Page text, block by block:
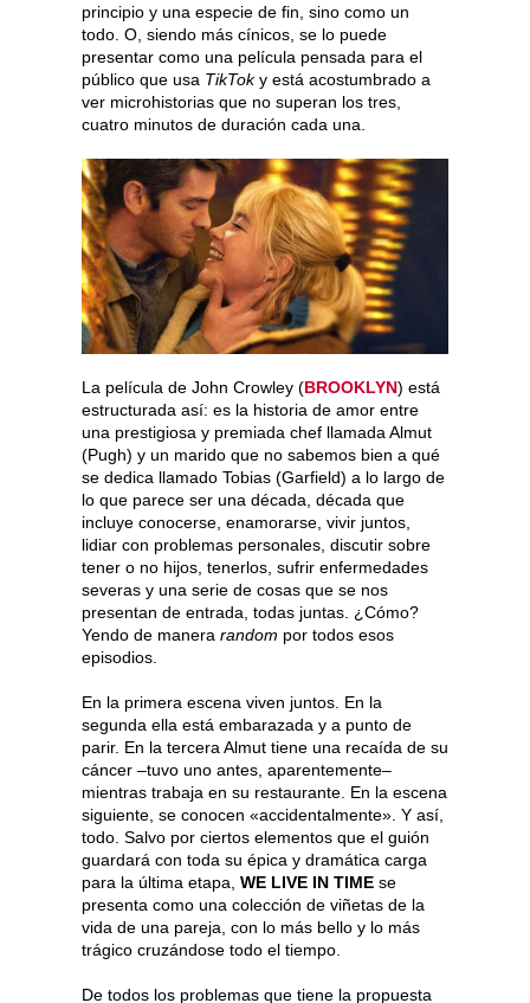
principio y una especie de fin, sino como un
todo. O, siendo más cínicos, se lo puede
presentar como una película pensada para el
público que usa TikToky está acostumbrado a
ver microhistorias que no superan los tres,
cuatro minutos de duración cada una.
La película de John Crowley (BROOKLYN) está
estructurada así: es la historia de amor entre
una prestigiosa y premiada chef llamada Almut
(Pugh) y un marido que no sabemos bien a qué
se dedica llamado Tobias (Garfield) a lo largo de
lo que parece ser una década, década que
incluye conocerse, enamorarse, vivir juntos,
lidiar con problemas personales, discutir sobre
tener o no hijos, tenerlos, sufrir enfermedades
severas y una serie de cosas que se nos
presentan de entrada, todas juntas. ¿Cómo?
Yendo de manera random por todos esos
episodios.
En la primera escena viven juntos. En la
segunda ella está embarazada y a punto de
parir. En la tercera Almut tiene una recaída de su
cáncer –tuvo uno antes, aparentemente–
mientras trabaja en su restaurante. En la escena
siguiente, se conocen «accidentalmente». Y así,
todo. Salvo por ciertos elementos que el guión
guardará con toda su épica y dramática carga
para la última etapa, WE LIVE IN TIME se
presenta como una colección de viñetas de la
vida de una pareja, con lo más bello y lo más
trágico cruzándose todo el tiempo.
De todos los problemas que tiene la propuesta